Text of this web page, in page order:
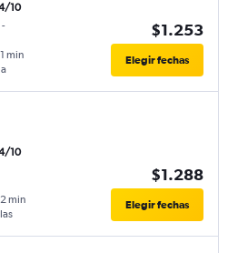
10
-
min
$1.253
Elegir fechas
10
min
$1.288
Elegir fechas